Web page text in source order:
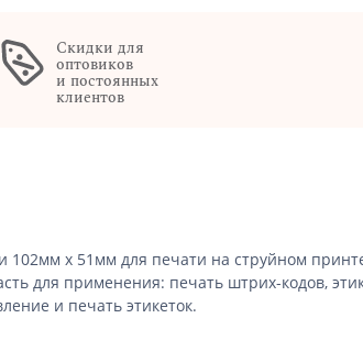
Скидки для
оптовиков
и постоянных
клиентов
102мм х 51мм для печати на струйном
для применения: печать штрих-кодов,
и печать этикеток.